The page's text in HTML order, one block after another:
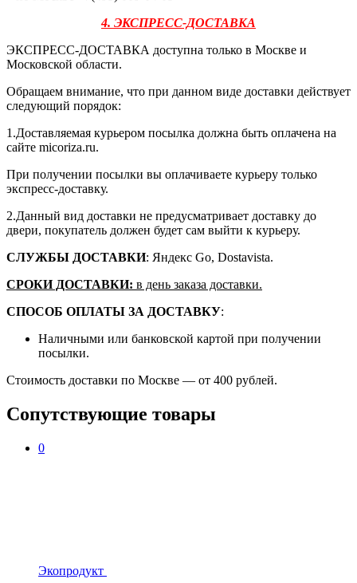
4. ЭКСПРЕСС-ДОСТАВКА
ЭКСПРЕСС-ДОСТАВКА доступна только в Москве и
Московской области.
Обращаем внимание, что при данном виде доставки действует
следующий порядок:
1.Доставляемая курьером посылка должна быть оплачена на
сайте micoriza.ru.
При получении посылки вы оплачиваете курьеру только
экспресс-доставку.
2.Данный вид доставки не предусматривает доставку до
двери, покупатель должен будет сам выйти к курьеру.
СЛУЖБЫ ДОСТАВКИ: Яндекс Go, Dostavista.
СРОКИ ДОСТАВКИ: в день заказа доставки.
СПОСОБ ОПЛАТЫ ЗА ДОСТАВКУ:
Наличными или банковской картой при получении
посылки.
Стоимость доставки по Москве — от 400 рублей.
Сопутствующие товары
0
Экопродукт